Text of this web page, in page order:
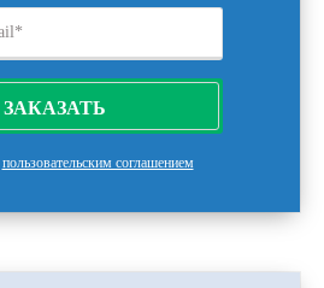
ЗАКАЗАТЬ
пользовательским соглашением